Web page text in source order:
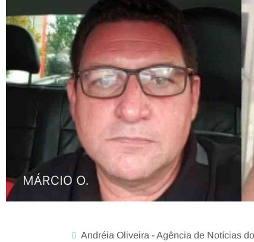
Andréia Oliveira - Agência de Notícias